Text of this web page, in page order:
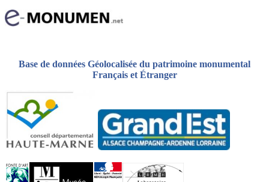
Base de données Géolocalisée du patrimoine monumental
Français et Étranger